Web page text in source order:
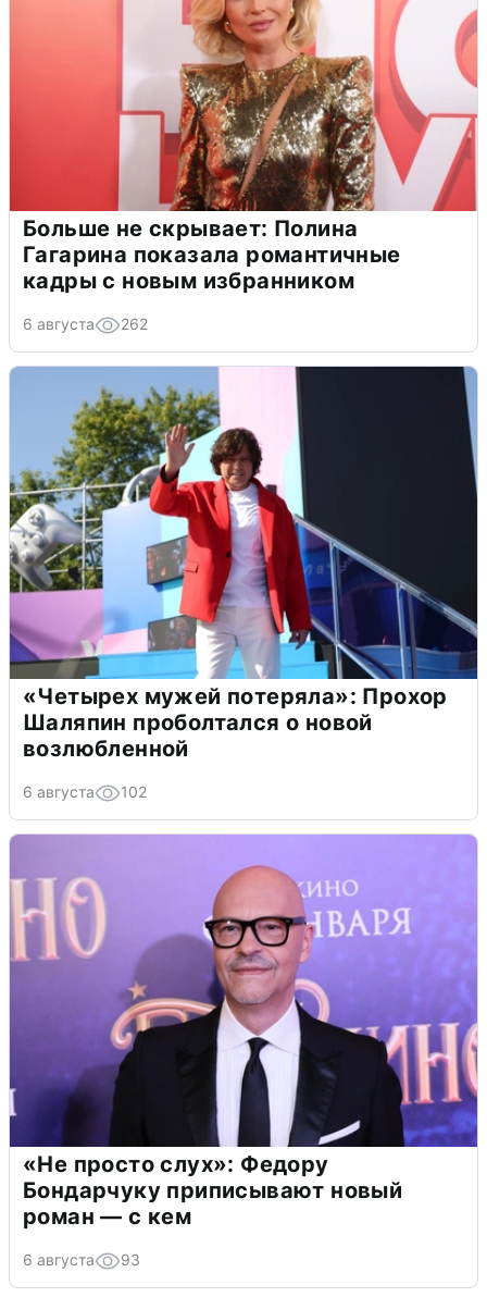
Больше не скрывает: Полина
Гагарина показала романтичные
кадры с новым избранником
6 августа 262
«Четырех мужей потеряла»: Прохор
Шаляпин проболтался о новой
возлюбленной
6 августа 102
«Не просто слух»: Федору
Бондарчуку приписывают новый
роман — с кем
6 августа 93